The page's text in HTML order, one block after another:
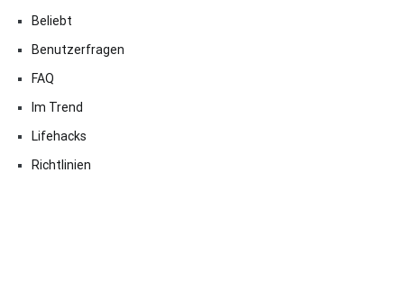
Beliebt
Benutzerfragen
FAQ
Im Trend
Lifehacks
Richtlinien